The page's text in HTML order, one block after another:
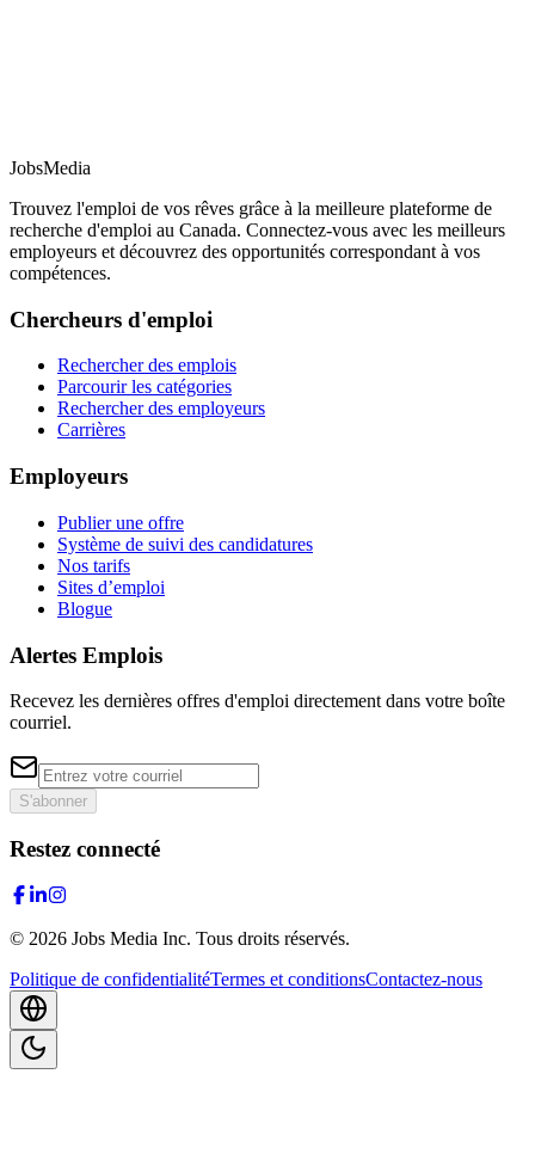
JobsMedia
Trouvez l'emploi de vos rêves grâce à la meilleure plateforme de
recherche d'emploi au Canada. Connectez-vous avec les meilleurs
employeurs et découvrez des opportunités correspondant à vos
compétences.
Chercheurs d'emploi
Rechercher des emplois
Parcourir les catégories
Rechercher des employeurs
Carrières
Employeurs
Publier une offre
Système de suivi des candidatures
Nos tarifs
Sites d’emploi
Blogue
Alertes Emplois
Recevez les dernières offres d'emploi directement dans votre boîte
courriel.
S'abonner
Restez connecté
© 2026 Jobs Media Inc. Tous droits réservés.
Politique de confidentialitéTermes et conditionsContactez-nous